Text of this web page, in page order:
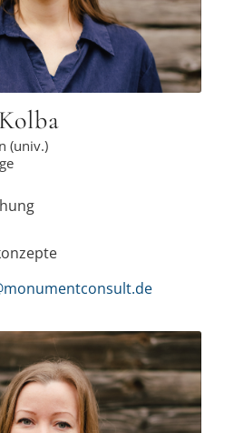
dank des tollen Teams mit
Projekt weiter.
(univ.)
mehrjährige Tätigkeit als
den Bereichen Bauen im
Denkmalpflege kann ich
für die